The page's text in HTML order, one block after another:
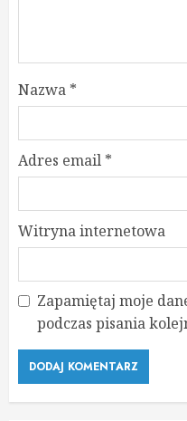
Nazwa *
Adres email *
Witryna internetowa
Zapamiętaj moje
podczas pisania